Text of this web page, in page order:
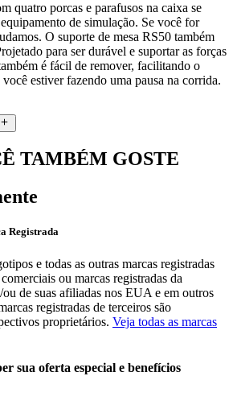
quatro porcas e parafusos na caixa se
de simulação. Se você for
O suporte de mesa RS50 também
para ser durável e suportar as forças
é fácil de remover, facilitando o
estiver fazendo uma pausa na corrida.
TAMBÉM GOSTE
Registrada
e todas as outras marcas registradas
ou marcas registradas da
de suas afiliadas nos EUA e em outros
registradas de terceiros são
proprietários. Veja todas as marcas
sua oferta especial e benefícios